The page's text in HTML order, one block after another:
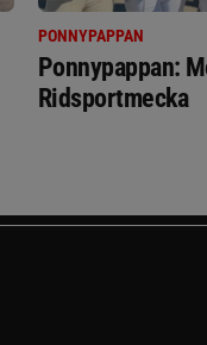
PONNYPAPPAN
Ponnypappan:
Ridsportmecka